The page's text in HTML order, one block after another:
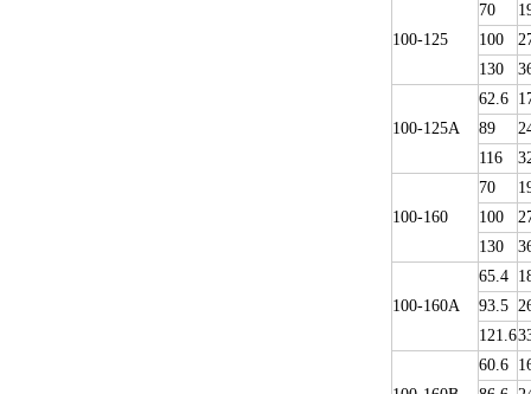
100-125
70
100
130
100-125A
62.6
89
116
100-160
70
100
130
100-160A
65.4
93.5
121.6
60.6